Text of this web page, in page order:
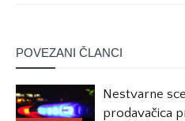
POVEZANI ČLANCI
Nestvarne
prodavačica